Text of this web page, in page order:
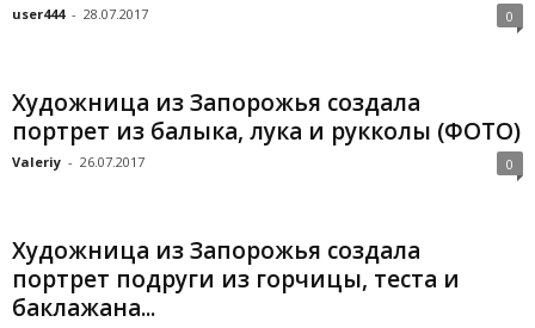
user444 - 28.07.2017 0
Художница из Запорожья создала
портрет из балыка, лука и рукколы (ФОТО)
Valeriy - 26.07.2017 0
Художница из Запорожья создала
портрет подруги из горчицы, теста и
баклажана...